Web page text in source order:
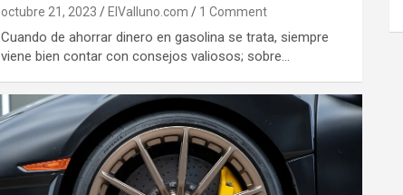
octubre 21, 2023 ElValluno.com 1 Comment
Cuando de ahorrar dinero en gasolina se trata, siempre
viene bien contar con consejos valiosos; sobre…